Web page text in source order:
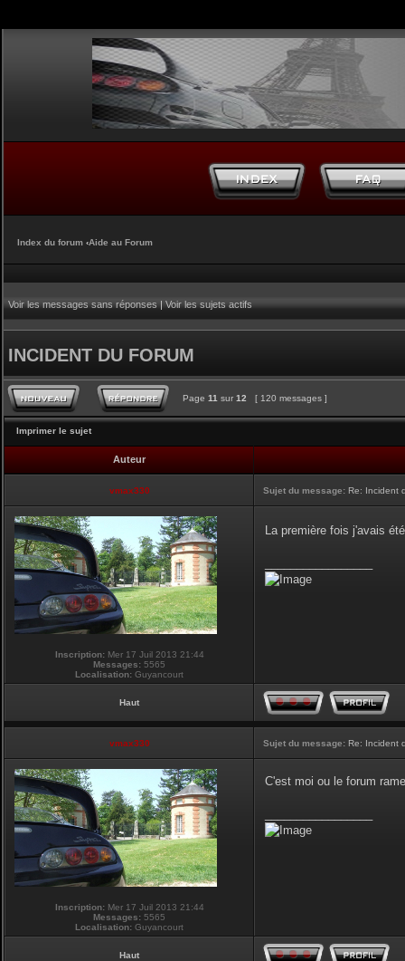
Index du forum ‹Aide au Forum
Voir les messages sans réponses|Voir les sujets actifs
INCIDENT DU FORUM
Page 11 sur 12 [ 120 messages ]
Imprimer le sujet
Auteur
vmax330 Sujet du message: Re: Incident
Inscription:Mer 17 Juil 2013 21:44
Messages: 5565
Localisation: Guyancourt
La première fois j'avais
Haut
vmax330 Sujet du message: Re: Incident
Inscription:Mer 17 Juil 2013 21:44
Messages: 5565
Localisation: Guyancourt
C'est moi ou le forum
Haut